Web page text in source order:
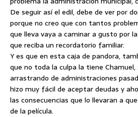
De seguir así el edil, debe de ver por
porque no creo que con tantos
que lleva vaya a caminar a gusto por
que reciba un recordatorio familiar.
Y es que en esta caja de pandora,
que no toda la culpa la tiene Chamuel,
arrastrando de administraciones
hizo muy fácil de aceptar deudas y
las consecuencias que lo llevaran a
de la película.